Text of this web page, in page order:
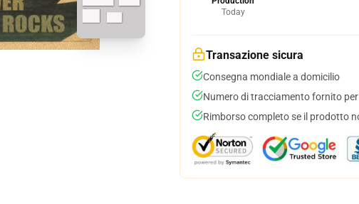
Today
Transazione sicura
Consegna mondiale a domicilio
Numero di tracciamento fornito
Rimborso completo se il prodotto